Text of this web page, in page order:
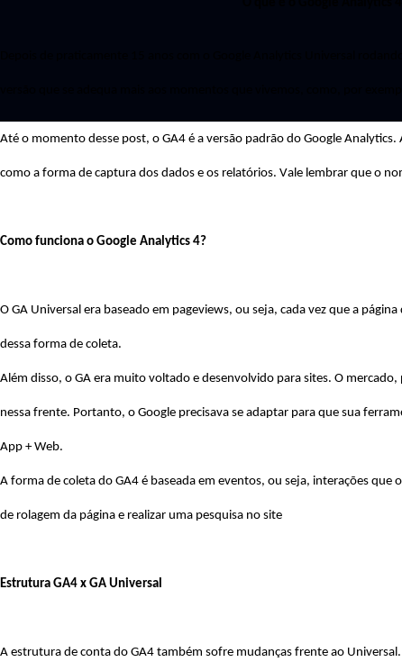
Até o momento desse post, o GA4 é a versão padrão do Google Analytics.
como a forma de captura dos dados e os relatórios. Vale lembrar que o
Como funciona o Google Analytics 4?
O GA Universal era baseado em pageviews, ou seja, cada vez que a
dessa forma de coleta.
Além disso, o GA era muito voltado e desenvolvido para sites. O
nessa frente. Portanto, o Google precisava se adaptar para que sua
App + Web.
A forma de coleta do GA4 é baseada em eventos, ou seja, interações
de rolagem da página e realizar uma pesquisa no site
Estrutura GA4 x GA Universal
A estrutura de conta do GA4 também sofre mudanças frente ao